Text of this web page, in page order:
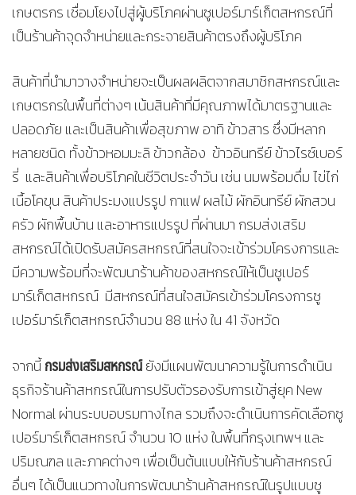
เกษตรกร เชื่อมโยงไปสู่ผู้บริโภคผ่านซูเปอร์มาร์เก็ตสหกรณ์ที่
เป็นร้านค้าจุดจำหน่ายและกระจายสินค้าตรงถึงผู้บริโภค
สินค้าที่นำมาวางจำหน่ายจะเป็นผลผลิตจากสมาชิกสหกรณ์และ
เกษตรกรในพื้นที่ต่างๆ เน้นสินค้าที่มีคุณภาพได้มาตรฐานและ
ปลอดภัย และเป็นสินค้าเพื่อสุขภาพ อาทิ ข้าวสาร ซึ่งมีหลาก
หลายชนิด ทั้งข้าวหอมมะลิ ข้าวกล้อง ข้าวอินทรีย์ ข้าวไรซ์เบอร์
รี่ และสินค้าเพื่อบริโภคในชีวิตประจำวัน เช่น นมพร้อมดื่ม ไข่ไก่
เนื้อโคขุน สินค้าประมงแปรรูป กาแฟ ผลไม้ ผักอินทรีย์ ผักสวน
ครัว ผักพื้นบ้าน และอาหารแปรรูป ที่ผ่านมา กรมส่งเสริม
สหกรณ์ได้เปิดรับสมัครสหกรณ์ที่สนใจจะเข้าร่วมโครงการและ
มีความพร้อมที่จะพัฒนาร้านค้าของสหกรณ์ให้เป็นซูเปอร์
มาร์เก็ตสหกรณ์ มีสหกรณ์ที่สนใจสมัครเข้าร่วมโครงการซู
เปอร์มาร์เก็ตสหกรณ์จำนวน 88 แห่ง ใน 41 จังหวัด
จากนี้กรมส่งเสริมสหกรณ์ยังมีแผนพัฒนาความรู้ในการดำเนิน
ธุรกิจร้านค้าสหกรณ์ในการปรับตัวรองรับการเข้าสู่ยุค New
Normal ผ่านระบบอบรมทางไกล รวมถึงจะดำเนินการคัดเลือกซู
เปอร์มาร์เก็ตสหกรณ์ จำนวน 10 แห่ง ในพื้นที่กรุงเทพฯ และ
ปริมณฑล และภาคต่างๆ เพื่อเป็นต้นแบบให้กับร้านค้าสหกรณ์
อื่นๆ ได้เป็นแนวทางในการพัฒนาร้านค้าสหกรณ์ในรูปแบบซู